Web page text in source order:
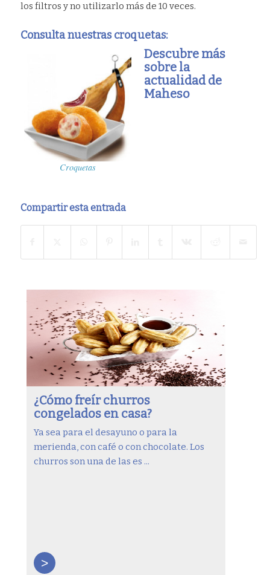
los filtros y no utilizarlo más de 10 veces.
Consulta nuestras croquetas:
Croquetas
Compartir esta entrada
Descubre más
sobre la
actualidad de
Maheso
¿Cómo freír churros
congelados en casa?
Ya sea para el desayuno o para la
merienda, con café o con chocolate. Los
churros son una de las es ...
>